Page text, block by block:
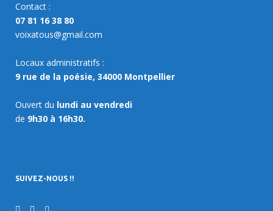
Contact :
07 81 16 38 80
voixatous@gmail.com
Locaux administratifs :
9 rue de la poésie, 34000 Montpellier
Ouvert du lundi au vendredi
de 9h30 à 16h30.
SUIVEZ-NOUS !!